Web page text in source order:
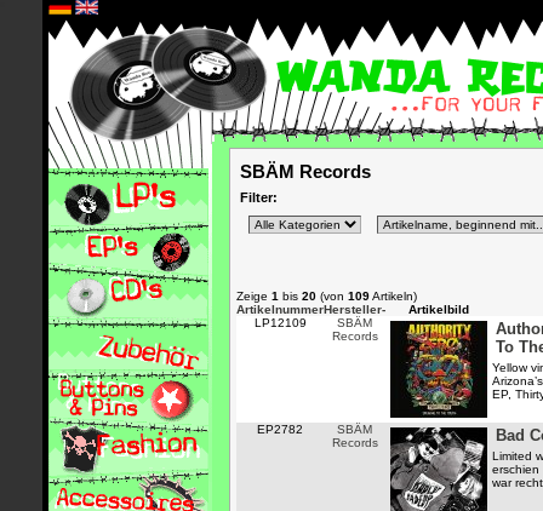
SBÄM Records
Filter:
Zeige 1 bis 20 (von 109Artikeln)
ArtikelnummerHersteller-
Artikelbild
LP12109
SBÄM
Records
To
Yellow
EP,
EP2782
SBÄM
Records
Bad
Limited
erschien
war